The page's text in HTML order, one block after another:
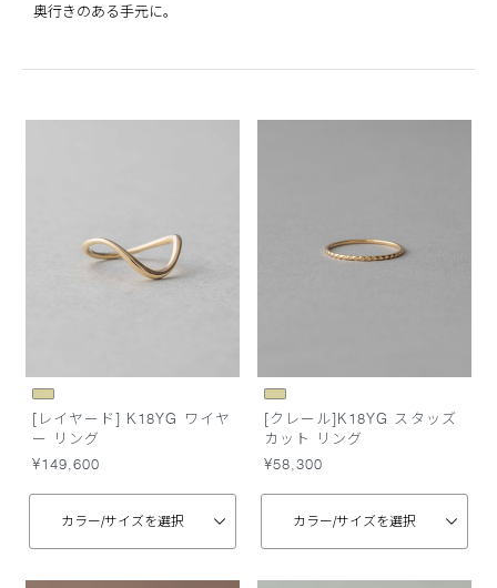
奥行きのある手元に。
[レイヤード] K18YG ワイヤ
ー リング
¥149,600
カラー/サイズを選択
[クレール]K18YG スタッズ
カット リング
¥58,300
カラー/サイズを選択